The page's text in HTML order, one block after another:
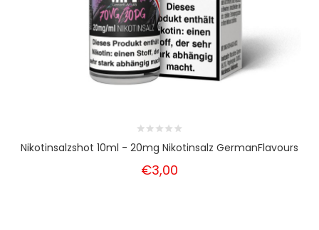
Nikotinsalzshot 10ml - 20mg Nikotinsalz GermanFlavours
€3,00